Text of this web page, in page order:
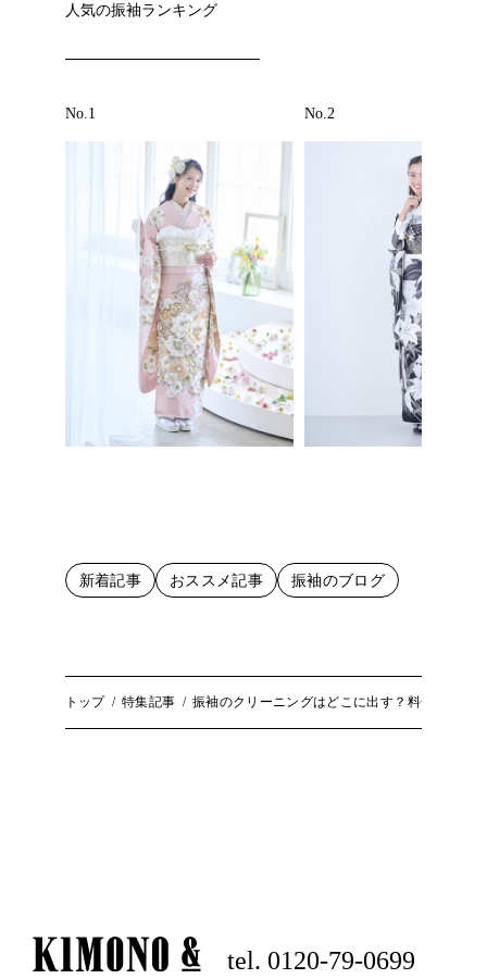
トップ 特集記事 振袖のクリーニングはどこに出す？料金やお手
人気の振袖ランキング
No.1 No.2
新着記事 おススメ記事 振袖のブログ
tel. 0120-79-0699